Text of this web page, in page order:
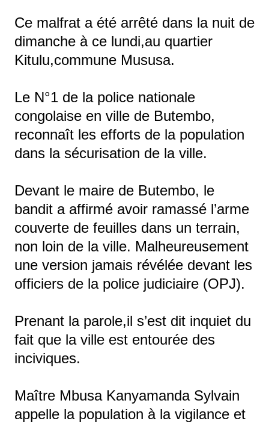
Ce malfrat a été arrêté dans la nuit de
dimanche à ce lundi,au quartier
Kitulu,commune Mususa.
Le N°1 de la police nationale
congolaise en ville de Butembo,
reconnaît les efforts de la population
dans la sécurisation de la ville.
Devant le maire de Butembo, le
bandit a affirmé avoir ramassé l’arme
couverte de feuilles dans un terrain,
non loin de la ville. Malheureusement
une version jamais révélée devant les
officiers de la police judiciaire (OPJ).
Prenant la parole,il s’est dit inquiet du
fait que la ville est entourée des
inciviques.
Maître Mbusa Kanyamanda Sylvain
appelle la population à la vigilance et